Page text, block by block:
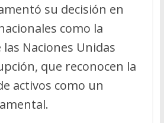
su decisión en
como la
Naciones Unidas
que reconocen la
activos como un